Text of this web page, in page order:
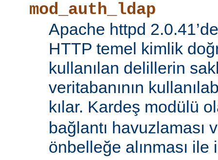
mod_auth_ldap
Apache httpd
HTTP temel kimlik
kullanılan delillerin
veritabanının
kılar. Kardeş modülü
bağlantı havuzlaması
önbelleğe alınması ile